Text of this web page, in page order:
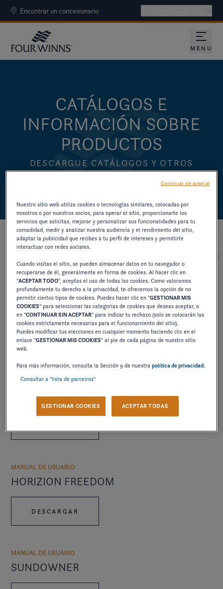
Encontrar un concesionario
MENU
CATÁLOGOS E
INFORMACIÓN SOBRE
PRODUCTOS
DESCARGUE CATÁLOGOS Y OTROS
MANUAL DE USUARIO
298-328 VISTA
DESCARGAR
MANUAL DE USUARIO
328-348 VISTA
MANUAL DE USUARIO
HORIZION FREEDOM
DESCARGAR
MANUAL DE USUARIO
SUNDOWNER
Nuestro sitio web utiliza cookies o tecnologías similares, colocadas por
nosotros o por nuestros socios, para operar el sitio, proporcionarte los
servicios que solicitas, mejorar y personalizar sus funcionalidades para tu
comodidad, medir y analizar nuestra audiencia y el rendimiento del sitio,
adaptar la publicidad que recibes a tu perfil de intereses y permitirte
interactuar con redes sociales.
Cuando visitas el sitio, se pueden almacenar datos en tu navegador o
recuperarse de él, generalmente en forma de cookies. Al hacer clic en
"ACEPTAR TODO", aceptas el uso de todas las cookies. Como valoramos
profundamente tu derecho a la privacidad, te ofrecemos la opción de no
permitir ciertos tipos de cookies. Puedes hacer clic en "GESTIONAR MIS
COOKIES" para seleccionar las categorías de cookies que deseas aceptar, o
en "CONTINUAR SIN ACEPTAR" para indicar tu rechazo (solo se colocarán las
cookies estrictamente necesarias para el funcionamiento del sitio).
Puedes modificar tus elecciones en cualquier momento haciendo clic en el
enlace "GESTIONAR MIS COOKIES" al pie de cada página de nuestro sitio
web.
Para más información, consulta la Sección 9 de nuestrapolítica de privacidad.
Consultar a "lista de parceiros"
GESTIONAR COOKIES ACEPTAR TODAS
Continuar sin aceptar